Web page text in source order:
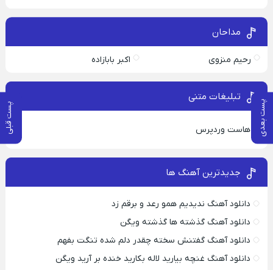
پست بعدی پست قبلی
مداحان
رحیم منزوی اکبر بابازاده
تبلیغات متنی
هاست وردپرس
جدیدترین آهنگ ها
دانلود آهنگ ندیدیم همو رعد و برقم زد
دانلود آهنگ گذشته ها گذشته ویگن
دانلود آهنگ گفتنش سخته چقدر دلم شده تنگت بفهم
دانلود آهنگ غنچه بیارید لاله بکارید خنده بر آرید ویگن